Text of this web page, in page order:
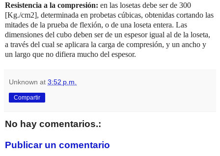
Resistencia a la compresión: en las losetas debe ser de 300
[Kg./cm2], determinada en probetas cúbicas, obtenidas cortando las
mitades de la prueba de flexión, o de una loseta entera. Las
dimensiones del cubo deben ser de un espesor igual al de la loseta,
a través del cual se aplicara la carga de compresión, y un ancho y
un largo que no difiera mucho del espesor.
Unknown at 3:52 p.m.
Compartir
No hay comentarios.:
Publicar un comentario